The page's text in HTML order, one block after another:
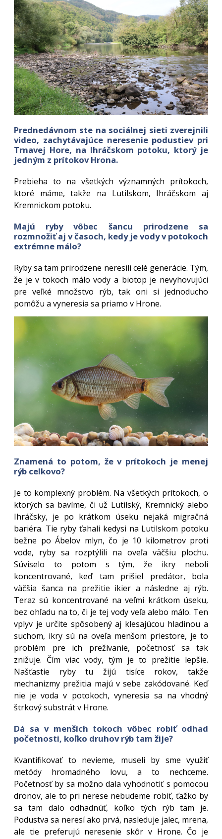
Prednedávnom ste na sociálnej sieti zverejnili
video, zachytávajúce neresenie podustiev pri
Trnavej Hore, na Ihráčskom potoku, ktorý je
jedným z prítokov Hrona.
Prebieha to na všetkých významných prítokoch,
ktoré máme, takže na Lutilskom, Ihráčskom aj
Kremnickom potoku.
Majú ryby vôbec šancu prirodzene sa
rozmnožiť aj v časoch, kedy je vody v potokoch
extrémne málo?
Ryby sa tam prirodzene neresili celé generácie. Tým,
že je v tokoch málo vody a biotop je nevyhovujúci
pre veľké množstvo rýb, tak oni si jednoducho
pomôžu a vyneresia sa priamo v Hrone.
Znamená to potom, že v prítokoch je menej
rýb celkovo?
Je to komplexný problém. Na všetkých prítokoch, o
ktorých sa bavíme, či už Lutilský, Kremnický alebo
Ihráčsky, je po krátkom úseku nejaká migračná
bariéra. Tie ryby ťahali kedysi na Lutilskom potoku
bežne po Ábelov mlyn, čo je 10 kilometrov proti
vode, ryby sa rozptýlili na oveľa väčšiu plochu.
Súviselo to potom s tým, že ikry neboli
koncentrované, keď tam prišiel predátor, bola
väčšia šanca na prežitie ikier a následne aj rýb.
Teraz sú koncentrované na veľmi krátkom úseku,
bez ohľadu na to, či je tej vody veľa alebo málo. Ten
vplyv je určite spôsobený aj klesajúcou hladinou a
suchom, ikry sú na oveľa menšom priestore, je to
problém pre ich prežívanie, početnosť sa tak
znižuje. Čím viac vody, tým je to prežitie lepšie.
Našťastie ryby tu žijú tisíce rokov, takže
mechanizmy prežitia majú v sebe zakódované. Keď
nie je voda v potokoch, vyneresia sa na vhodný
štrkový substrát v Hrone.
Dá sa v menších tokoch vôbec robiť odhad
početnosti, koľko druhov rýb tam žije?
Kvantifikovať to nevieme, museli by sme využiť
metódy hromadného lovu, a to nechceme.
Početnosť by sa možno dala vyhodnotiť s pomocou
dronov, ale to pri nerese nebudeme robiť, ťažko by
sa tam dalo odhadnúť, koľko tých rýb tam je.
Podustva sa neresí ako prvá, nasleduje jalec, mrena,
ale tie preferujú neresenie skôr v Hrone. Čo je